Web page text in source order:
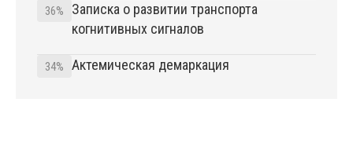
36%
Записка о развитии транспорта
когнитивных сигналов
34% Актемическая демаркация